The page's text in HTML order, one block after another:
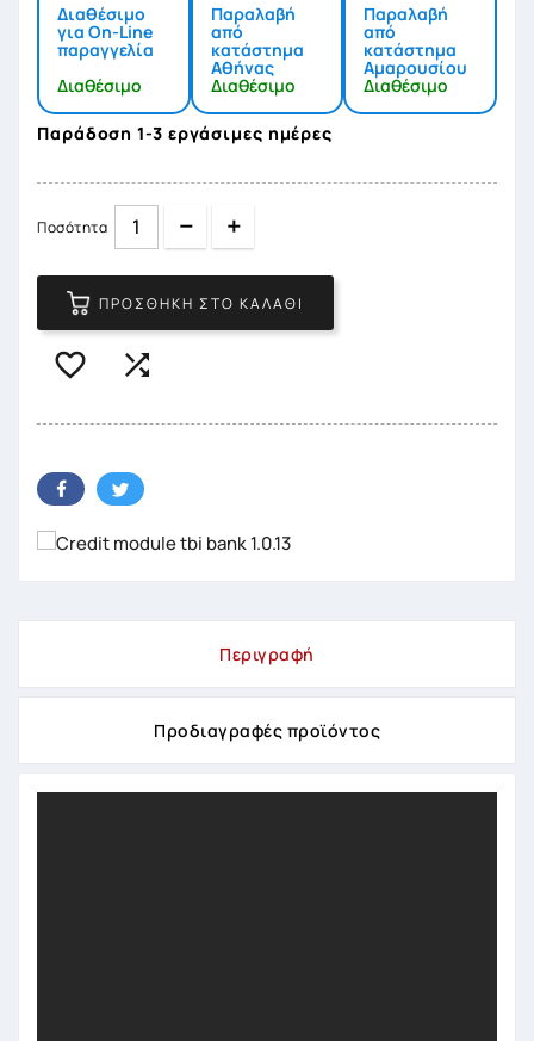
Διαθέσιμο
για On-Line
παραγγελία
Διαθέσιμο
Παραλαβή
από
κατάστημα
Αθήνας
Διαθέσιμο
Παραλαβή
από
κατάστημα
Αμαρουσίου
Διαθέσιμο
Παράδοση 1-3 εργάσιμες ημέρες
Ποσότητα Quantity
ΠΡΟΣΘΉΚΗ ΣΤΟ ΚΑΛΆΘΙ
 
Περιγραφή
Προδιαγραφές προϊόντος